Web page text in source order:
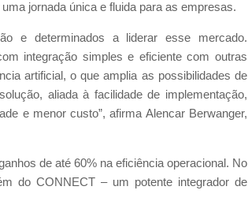
jornada única e fluida para as empresas.
e determinados a liderar esse mercado.
integração simples e eficiente com outras
artificial, o que amplia as possibilidades de
aliada à facilidade de implementação,
e menor custo”, afirma Alencar Berwanger,
de até 60% na eficiência operacional. No
do CONNECT – um potente integrador de